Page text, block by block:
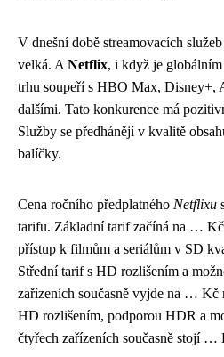
V dnešní době streamovacích
velká. A Netflix, i když je
trhu soupeří s HBO Max, Disney+,
dalšími. Tato konkurence má
Služby se předhánějí v kvalitě
balíčky.
Cena ročního předplatného Netflixu
tarifu. Základní tarif začíná na … Kč
přístup k filmům a seriálům v SD
Střední tarif s HD rozlišením a
zařízeních současně vyjde na … Kč
HD rozlišením, podporou HDR a
čtyřech zařízeních současně stojí …